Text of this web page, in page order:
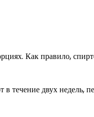
Как правило,
течение двух недель,